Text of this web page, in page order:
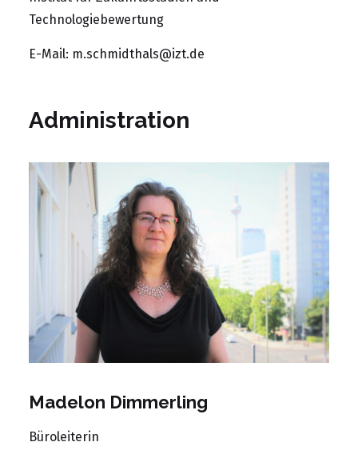
Technologiebewertung
E-Mail: m.schmidthals@izt.de
Administration
Madelon Dimmerling
Büroleiterin